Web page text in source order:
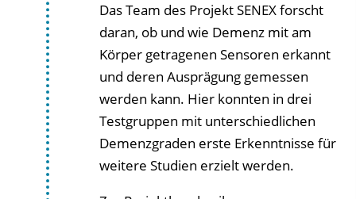
Das Team des Projekt SENEXforscht
daran, ob und wie Demenz mit am
Körper getragenen Sensoren erkannt
und deren Ausprägung gemessen
werden kann. Hier konnten in drei
Testgruppen mit unterschiedlichen
Demenzgraden erste Erkenntnisse für
weitere Studien erzielt werden.